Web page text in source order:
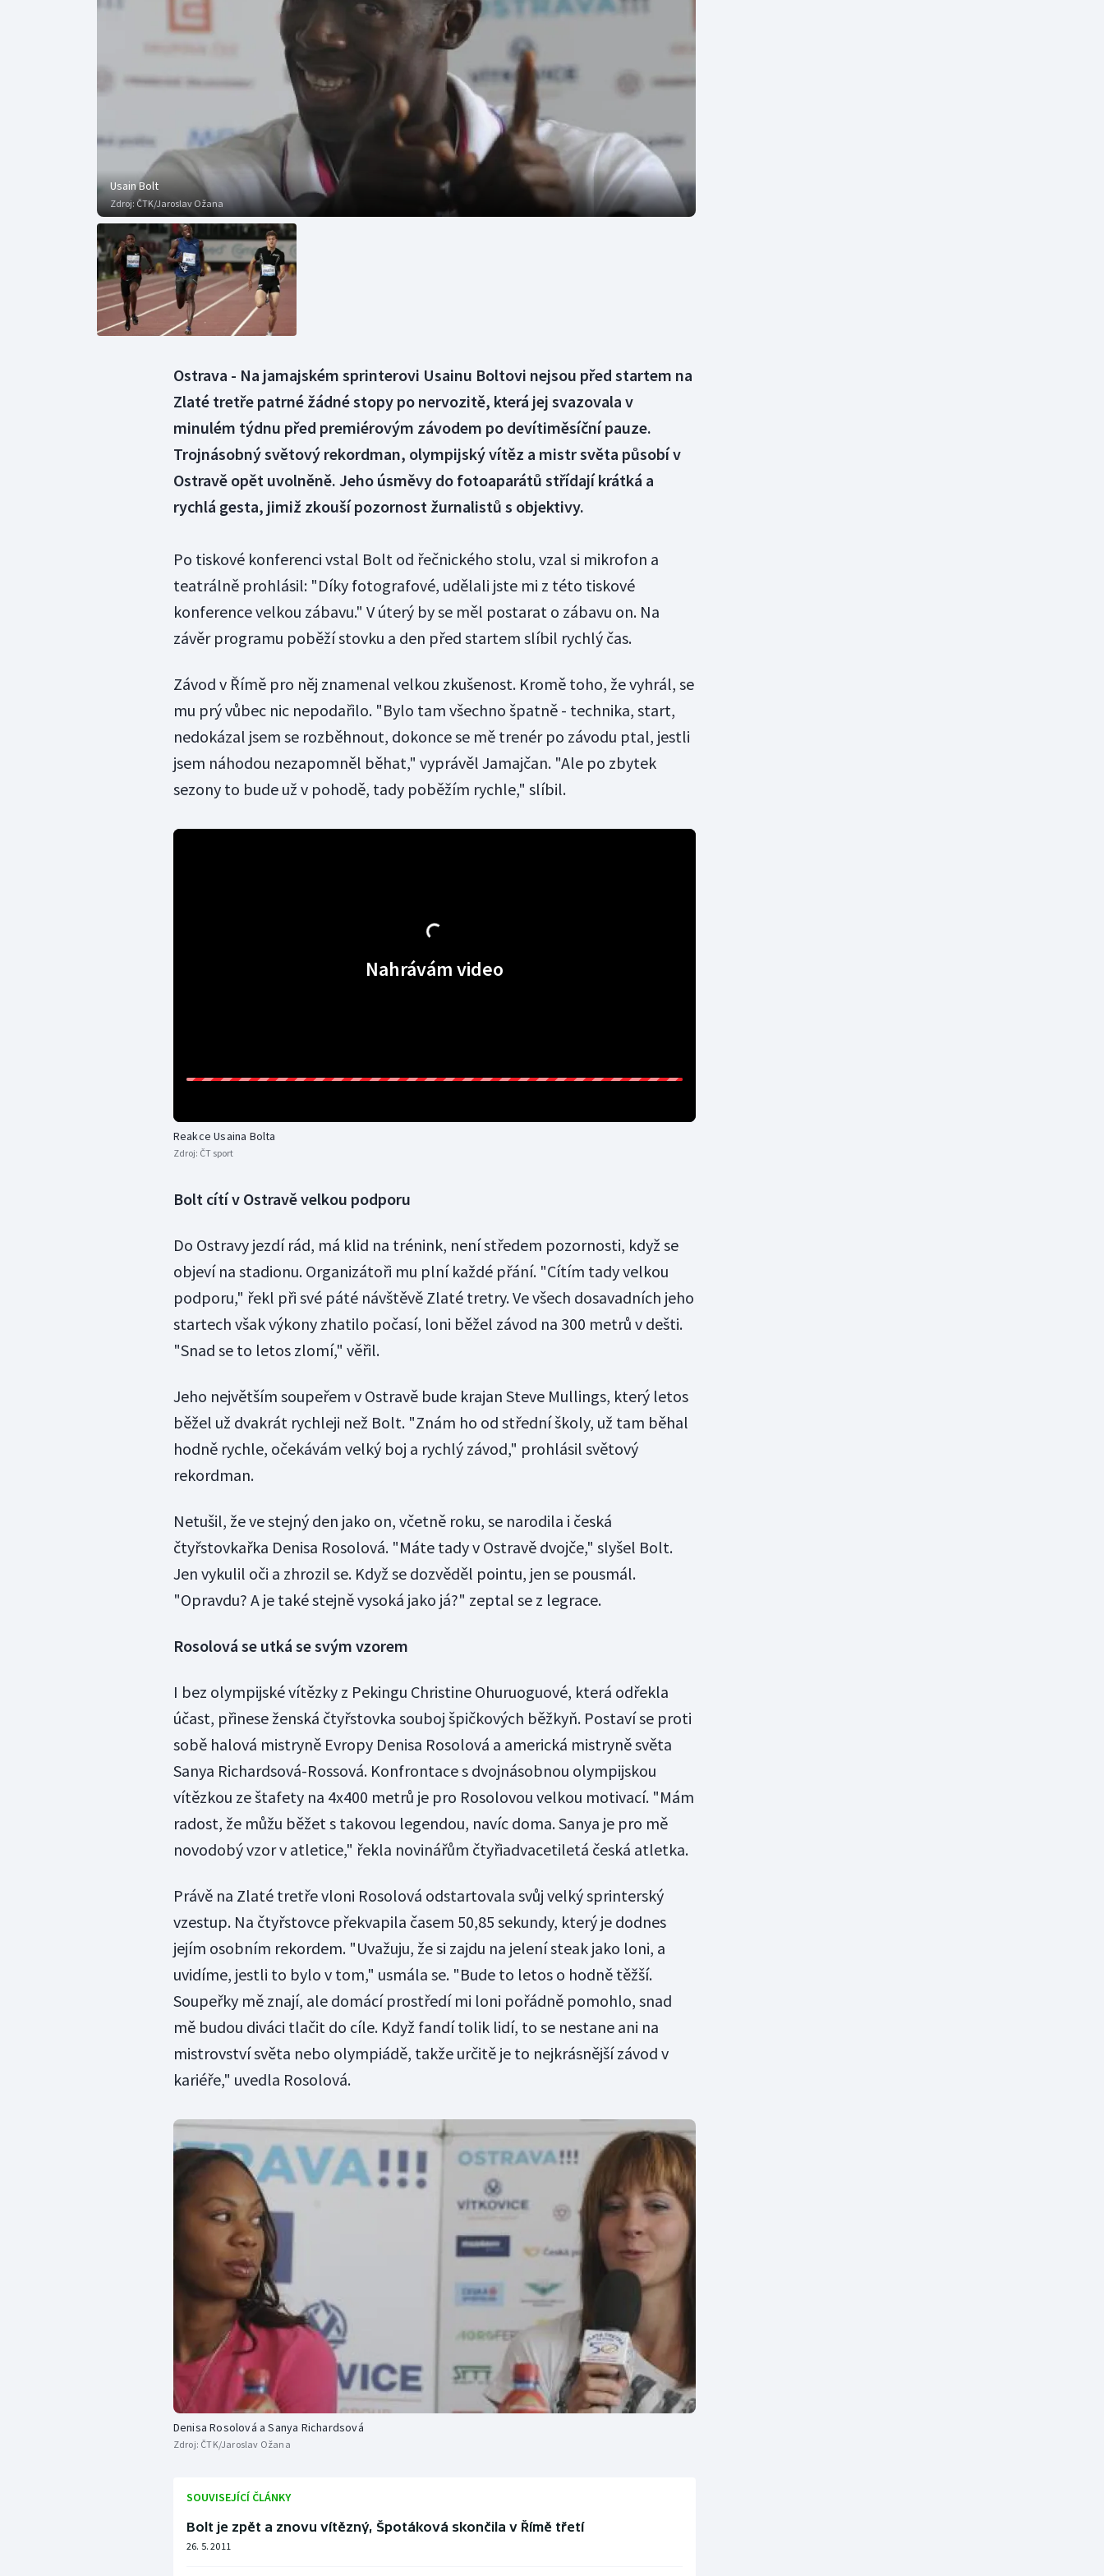
Curling
Dostihy
Florbal
Futsal
Golf
Gymnastika
Moderní pětiboj
Motorsport
Olympijské hry
Parasport
Plavání
Triatlon
Vodní slalom
Ostatní
Usain Bolt
Zdroj:ČTK/Jaroslav Ožana
Ostrava - Na jamajském sprinterovi Usainu Boltovi nejsou před startem na
Zlaté tretře patrné žádné stopy po nervozitě, která jej svazovala v
minulém týdnu před premiérovým závodem po devítiměsíční pauze.
Trojnásobný světový rekordman, olympijský vítěz a mistr světa působí v
Ostravě opět uvolněně. Jeho úsměvy do fotoaparátů střídají krátká a
rychlá gesta, jimiž zkouší pozornost žurnalistů s objektivy.
Po tiskové konferenci vstal Bolt od řečnického stolu, vzal si mikrofon a
teatrálně prohlásil: "Díky fotografové, udělali jste mi z této tiskové
konference velkou zábavu." V úterý by se měl postarat o zábavu on. Na
závěr programu poběží stovku a den před startem slíbil rychlý čas.
Závod v Římě pro něj znamenal velkou zkušenost. Kromě toho, že vyhrál, se
mu prý vůbec nic nepodařilo. "Bylo tam všechno špatně - technika, start,
nedokázal jsem se rozběhnout, dokonce se mě trenér po závodu ptal, jestli
jsem náhodou nezapomněl běhat," vyprávěl Jamajčan. "Ale po zbytek
sezony to bude už v pohodě, tady poběžím rychle," slíbil.
Nahrávám video
Reakce Usaina Bolta
Zdroj: ČT sport
Bolt cítí v Ostravě velkou podporu
Do Ostravy jezdí rád, má klid na trénink, není středem pozornosti, když se
objeví na stadionu. Organizátoři mu plní každé přání. "Cítím tady velkou
podporu," řekl při své páté návštěvě Zlaté tretry. Ve všech dosavadních jeho
startech však výkony zhatilo počasí, loni běžel závod na 300 metrů v dešti.
"Snad se to letos zlomí," věřil.
Jeho největším soupeřem v Ostravě bude krajan Steve Mullings, který letos
běžel už dvakrát rychleji než Bolt. "Znám ho od střední školy, už tam běhal
hodně rychle, očekávám velký boj a rychlý závod," prohlásil světový
rekordman.
Netušil, že ve stejný den jako on, včetně roku, se narodila i česká
čtyřstovkařka Denisa Rosolová. "Máte tady v Ostravě dvojče," slyšel Bolt.
Jen vykulil oči a zhrozil se. Když se dozvěděl pointu, jen se pousmál.
"Opravdu? A je také stejně vysoká jako já?" zeptal se z legrace.
Rosolová se utká se svým vzorem
I bez olympijské vítězky z Pekingu Christine Ohuruoguové, která odřekla
účast, přinese ženská čtyřstovka souboj špičkových běžkyň. Postaví se proti
sobě halová mistryně Evropy Denisa Rosolová a americká mistryně světa
Sanya Richardsová-Rossová. Konfrontace s dvojnásobnou olympijskou
vítězkou ze štafety na 4x400 metrů je pro Rosolovou velkou motivací. "Mám
radost, že můžu běžet s takovou legendou, navíc doma. Sanya je pro mě
novodobý vzor v atletice," řekla novinářům čtyřiadvacetiletá česká atletka.
Právě na Zlaté tretře vloni Rosolová odstartovala svůj velký sprinterský
vzestup. Na čtyřstovce překvapila časem 50,85 sekundy, který je dodnes
jejím osobním rekordem. "Uvažuju, že si zajdu na jelení steak jako loni, a
uvidíme, jestli to bylo v tom," usmála se. "Bude to letos o hodně těžší.
Soupeřky mě znají, ale domácí prostředí mi loni pořádně pomohlo, snad
mě budou diváci tlačit do cíle. Když fandí tolik lidí, to se nestane ani na
mistrovství světa nebo olympiádě, takže určitě je to nejkrásnější závod v
kariéře," uvedla Rosolová.
Denisa Rosolová a Sanya Richardsová
Zdroj: ČTK/Jaroslav Ožana
SOUVISEJÍCÍ ČLÁNKY
Bolt je zpět a znovu vítězný, Špotáková skončila v Římě třetí
26. 5. 2011